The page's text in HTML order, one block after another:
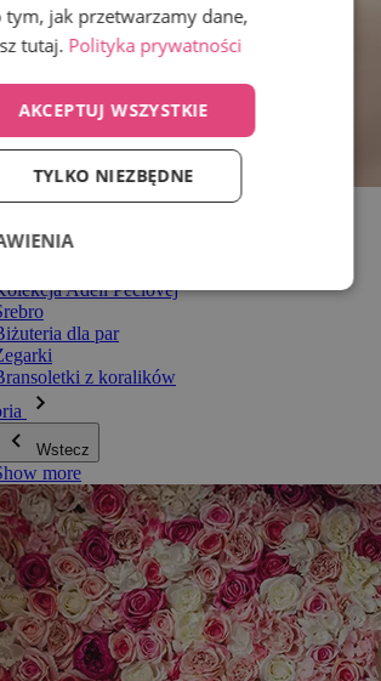
w kategorii Biżuteria
Adéli Pečlovej
dla par
z koralików
Wstecz
more
tym, jak przetwarzamy dane,
tutaj. Polityka prywatności
AKCEPTUJ WSZYSTKIE
TYLKO NIEZBĘDNE